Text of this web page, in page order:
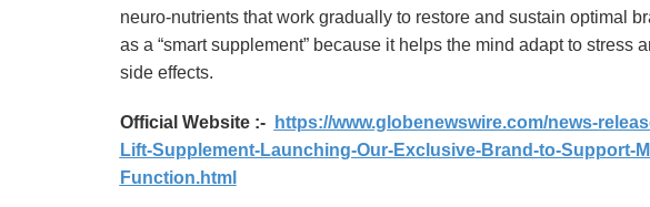
neuro-nutrients that work gradually to restore and sustain optimal
as a “smart supplement” because it helps the mind adapt to stress
side effects.
Official Website :-
https://www.globenewswire.com/news-
Lift-Supplement-Launching-Our-Exclusive-Brand-to-Support-
Function.html